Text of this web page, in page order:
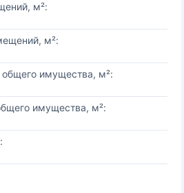
м²:
м²:
имущества, м²:
имущества, м²: